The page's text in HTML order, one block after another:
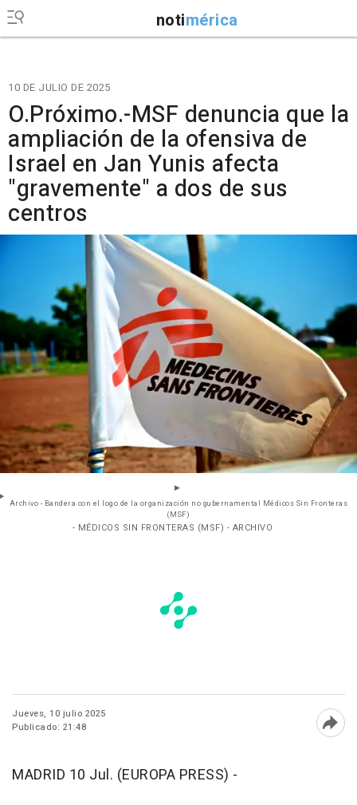
notimérica
10 DE JULIO DE 2025
O.Próximo.-MSF denuncia que la
ampliación de la ofensiva de
Israel en Jan Yunis afecta
"gravemente" a dos de sus
centros
Archivo - Bandera con el logo de la organización no gubernamental Médicos Sin Fronteras
(MSF)
- MÉDICOS SIN FRONTERAS (MSF) - ARCHIVO
Jueves, 10 julio 2025
Publicado: 21:48
MADRID 10 Jul. (EUROPA PRESS) -